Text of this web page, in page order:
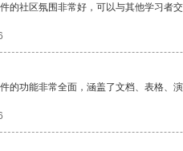
的社区氛围非常好，可以与其他学习者交
的功能非常全面，涵盖了文档、表格、